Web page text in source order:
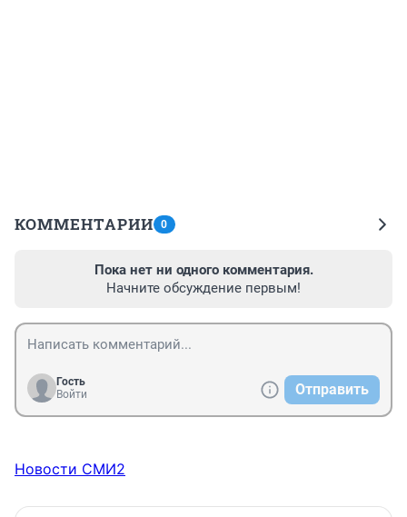
КОММЕНТАРИИ 0
Пока нет ни одного комментария.
Начните обсуждение первым!
Гость
Войти
Отправить
Новости СМИ2